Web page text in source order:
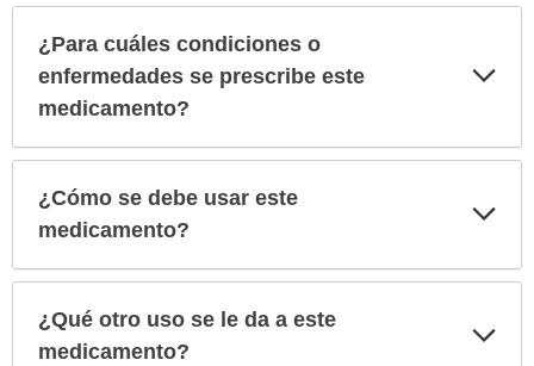
¿Para cuáles condiciones o
enfermedades se prescribe este
medicamento?
¿Cómo se debe usar este
medicamento?
¿Qué otro uso se le da a este
medicamento?